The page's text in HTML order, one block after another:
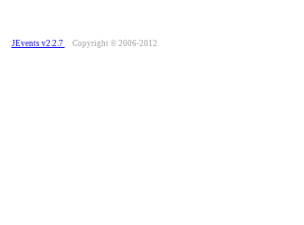
JEvents v2.2.7 Copyright © 2006-2012